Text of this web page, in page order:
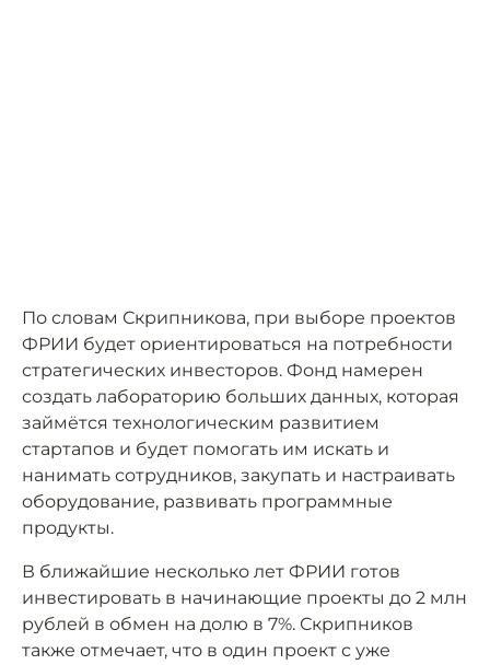
По словам Скрипникова, при выборе проектов
ФРИИ будет ориентироваться на потребности
стратегических инвесторов. Фонд намерен
создать лабораторию больших данных, которая
займётся технологическим развитием
стартапов и будет помогать им искать и
нанимать сотрудников, закупать и настраивать
оборудование, развивать программные
продукты.
В ближайшие несколько лет ФРИИ готов
инвестировать в начинающие проекты до 2 млн
рублей в обмен на долю в 7%. Скрипников
также отмечает, что в один проект с уже